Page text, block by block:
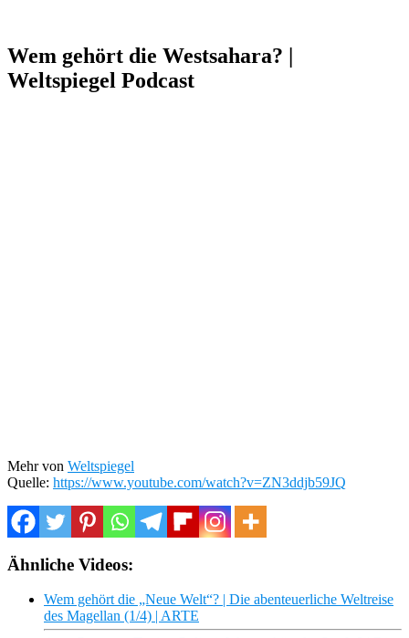
Wem gehört die Westsahara? |
Weltspiegel Podcast
Mehr von Weltspiegel
Quelle: https://www.youtube.com/watch?v=ZN3ddjb59JQ
Ähnliche Videos:
Wem gehört die „Neue Welt“? | Die abenteuerliche Weltreise
des Magellan (1/4) | ARTE